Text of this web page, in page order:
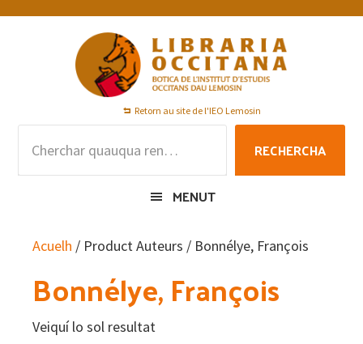
Skip
Skip
Skip
Retorn au site de l'IEO Lemosin
RECHERCHA
MENUT
Acuelh / Product Auteurs / Bonnélye, François
Bonnélye, François
Veiquí lo sol resultat